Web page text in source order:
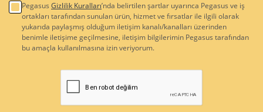
Pegasus Gizlilik Kuralları’nda belirtilen şartlar uyarınca Pegasus ve iş
ortakları tarafından sunulan ürün, hizmet ve fırsatlar ile ilgili olarak
yukarıda paylaşmış olduğum iletişim kanalı/kanalları üzerinden
benimle iletişime geçilmesine, iletişim bilgilerimin Pegasus tarafından
bu amaçla kullanılmasına izin veriyorum.